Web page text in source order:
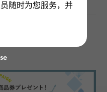
随时为您服务，并